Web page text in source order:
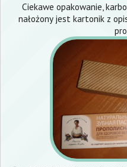
Ciekawe opakowanie,
nałożony jest kartonik z